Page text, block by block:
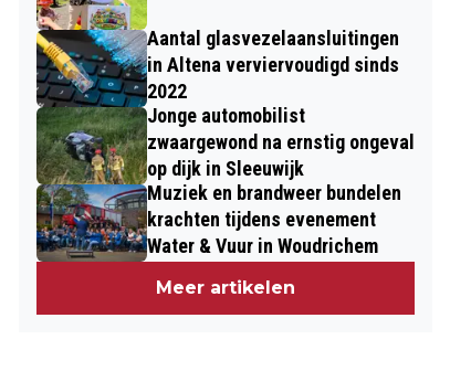
Aantal glasvezelaansluitingen
in Altena verviervoudigd sinds
2022
Jonge automobilist
zwaargewond na ernstig ongeval
op dijk in Sleeuwijk
Muziek en brandweer bundelen
krachten tijdens evenement
Water & Vuur in Woudrichem
Meer artikelen